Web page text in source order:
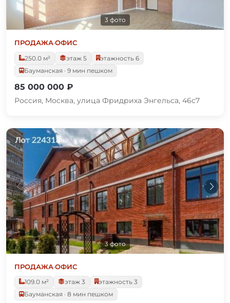
3 фото
ПРОДАЖА·ОФИС
250.0 м²
этаж 5
этажность 6
Бауманская · 9 мин пешком
85 000 000 ₽
Россия, Москва, улица Фридриха Энгельса, 46с7
3 фото
ПРОДАЖА·ОФИС
109.0 м²
этаж 3
этажность 3
Бауманская · 8 мин пешком